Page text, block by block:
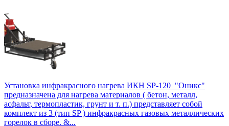
Установка инфракрасного нагрева ИКН SP-120 "Оникс"
предназначена для нагрева материалов ( бетон, металл,
асфальт, термопластик, грунт и т. п.) представляет собой
комплект из 3 (тип SP ) инфракрасных газовых металлических
горелок в сборе. &...